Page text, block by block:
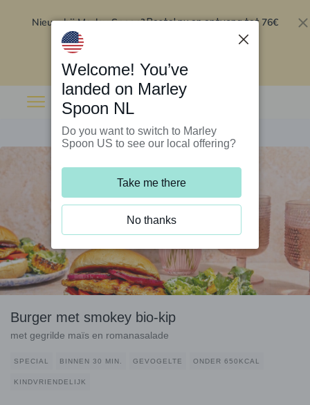
Nieuw bij Marley Spoon?Bestel nu en ontvang tot 76€
Burger met smokey bio-kip
met gegrilde maïs en romanasalade
SPECIAL BINNEN 30 MIN. GEVOGELTE ONDER 650KCAL
KINDVRIENDELIJK
Welcome! You’ve
landed on Marley
Spoon NL
Do you want to switch to Marley
Spoon US to see our local offering?
Take me there
No thanks